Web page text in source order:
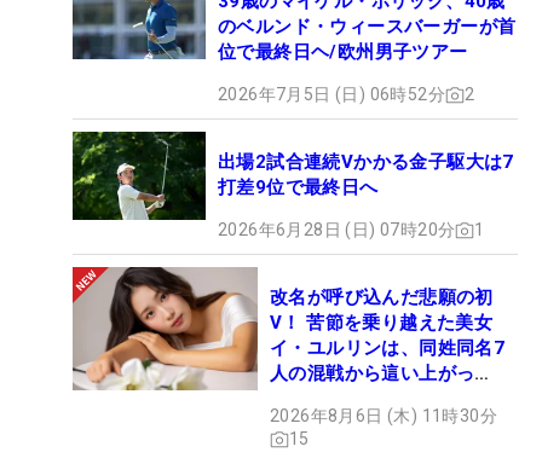
のベルンド・ウィースバーガーが首
位で最終日ヘ/欧州男子ツアー
2026年7月5日 (日) 06時52分 2
出場2試合連続Vかかる金子駆大は7
打差9位で最終日へ
2026年6月28日 (日) 07時20分 1
改名が呼び込んだ悲願の初
V！ 苦節を乗り越えた美女
イ・ユルリンは、同姓同名7
人の混戦から這い上がっ
2026年8月6日 (木) 11時30分
15